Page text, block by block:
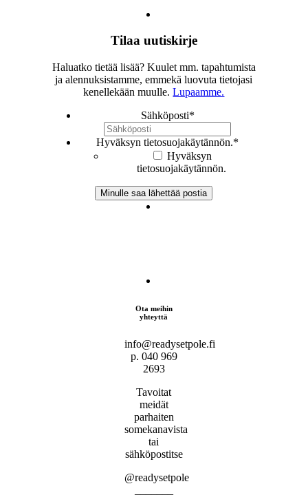
Tilaa uutiskirje
Haluatko tietää lisää? Kuulet mm. tapahtumista
ja alennuksistamme, emmekä luovuta tietojasi
kenellekään muulle.Lupaamme.
Sähköposti*
Hyväksyn tietosuojakäytännön.*
Hyväksyn
tietosuojakäytännön.
Ota meihin
yhteyttä
info@readysetpole.fi
p. 040 969
2693
Tavoitat
meidät
parhaiten
somekanavista
tai
sähköpostitse
@readysetpole